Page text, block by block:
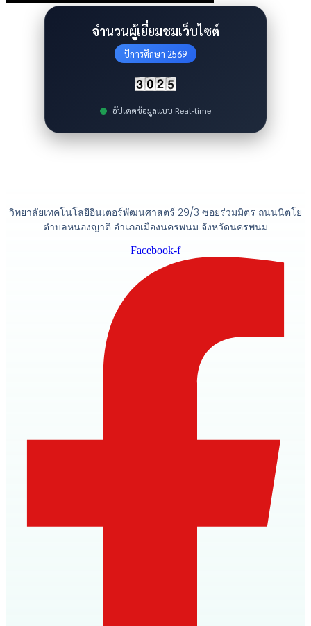
จำนวนผู้เยี่ยมชมเว็บไซต์
ปีการศึกษา 2569
อัปเดตข้อมูลแบบ Real-time
วิทยาลัยเทคโนโลยีอินเตอร์พัฒนศาสตร์ 29/3 ซอยร่วมมิตร ถนนนิตโย
ตำบลหนองญาติ อำเภอเมืองนครพนม จังหวัดนครพนม
Facebook-f